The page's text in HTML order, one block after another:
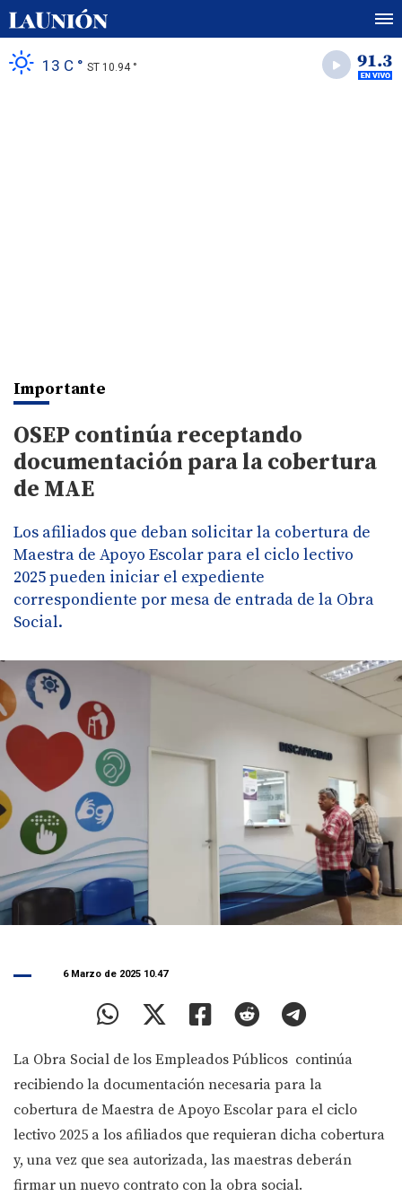
13 C ° ST 10.94 °
Importante
OSEP continúa receptando
documentación para la cobertura
de MAE
Los afiliados que deban solicitar la cobertura de
Maestra de Apoyo Escolar para el ciclo lectivo
2025 pueden iniciar el expediente
correspondiente por mesa de entrada de la Obra
Social.
6 Marzo de 2025 10.47
La Obra Social de los Empleados Públicos continúa
recibiendo la documentación necesaria para la
cobertura de Maestra de Apoyo Escolar para el ciclo
lectivo 2025 a los afiliados que requieran dicha cobertura
y, una vez que sea autorizada, las maestras deberán
firmar un nuevo contrato con la obra social.